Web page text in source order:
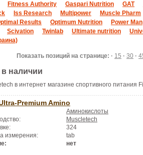
Fitness Authority Gaspari Nutrition GAT
Iss Research Multipower Muscle Pharm
Results Optimum Nutrition Power Man
Scivation Twinlab Ultimate nutrition
Показать позиций на странице: · 15 · 30 ·
в наличии
в интернет магазине спортивного питания
Premium Amino
Аминокислоты
Muscletech
324
измерения:
tab
нет